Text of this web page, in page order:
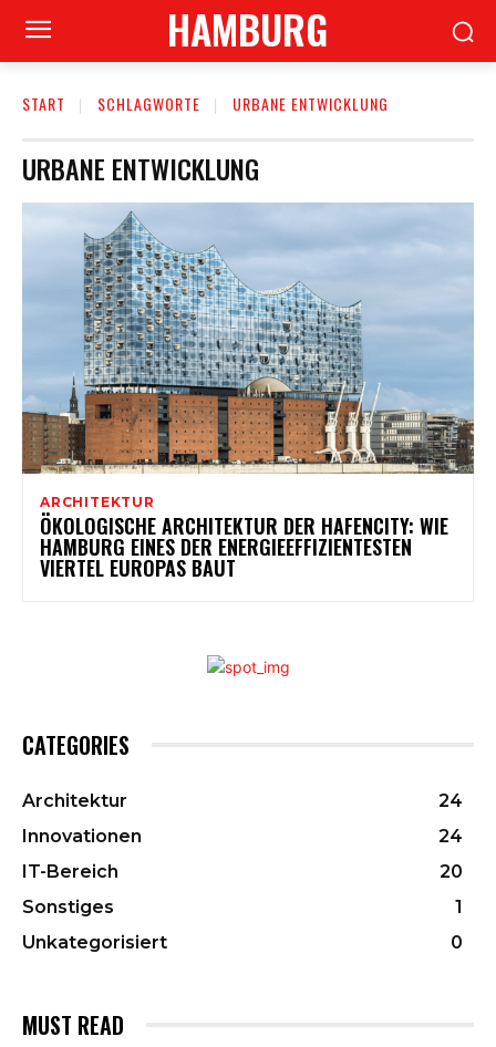
HAMBURG
START SCHLAGWORTE URBANE ENTWICKLUNG
URBANE ENTWICKLUNG
ARCHITEKTUR
ÖKOLOGISCHE ARCHITEKTUR DER HAFENCITY: WIE
HAMBURG EINES DER ENERGIEEFFIZIENTESTEN
VIERTEL EUROPAS BAUT
CATEGORIES
Architektur
24
Innovationen
24
IT-Bereich
20
Sonstiges
1
Unkategorisiert
0
MUST READ